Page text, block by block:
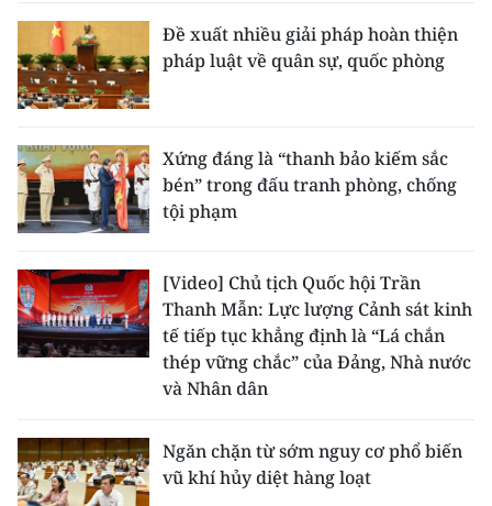
Ảnh
Infographic
TIN MỚI
TIN ĐỊA PHƯƠNG
Đồng bằng sông Hồng
Bắc Trung Bộ
Duyên hải Nam Trung Bộ và Tây
Đông Nam Bộ
Đề xuất nhiều giải pháp hoàn thiện
pháp luật về quân sự, quốc phòng
Xứng đáng là “thanh bảo kiếm sắc
bén” trong đấu tranh phòng, chống
tội phạm
[Video] Chủ tịch Quốc hội Trần
Thanh Mẫn: Lực lượng Cảnh sát kinh
tế tiếp tục khẳng định là “Lá chắn
thép vững chắc” của Đảng, Nhà nước
và Nhân dân
Ngăn chặn từ sớm nguy cơ phổ biến
vũ khí hủy diệt hàng loạt